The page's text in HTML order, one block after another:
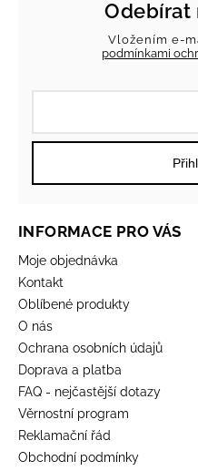
Odebírat
Vložením e-
podmínkami
INFORMACE PRO VÁS
Moje objednávka
Kontakt
Oblíbené produkty
O nás
Ochrana osobních údajů
Doprava a platba
FAQ - nejčastější dotazy
Věrnostní program
Reklamační řád
Obchodní podmínky